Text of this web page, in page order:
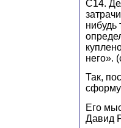
С14.
нибудь
него».
Так,
Его
Давид